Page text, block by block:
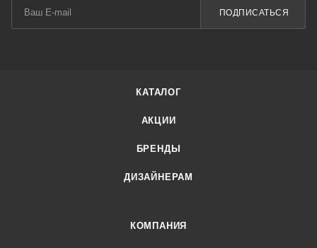
ПОДПИСАТЬСЯ
КАТАЛОГ
АКЦИИ
БРЕНДЫ
ДИЗАЙНЕРАМ
КОМПАНИЯ